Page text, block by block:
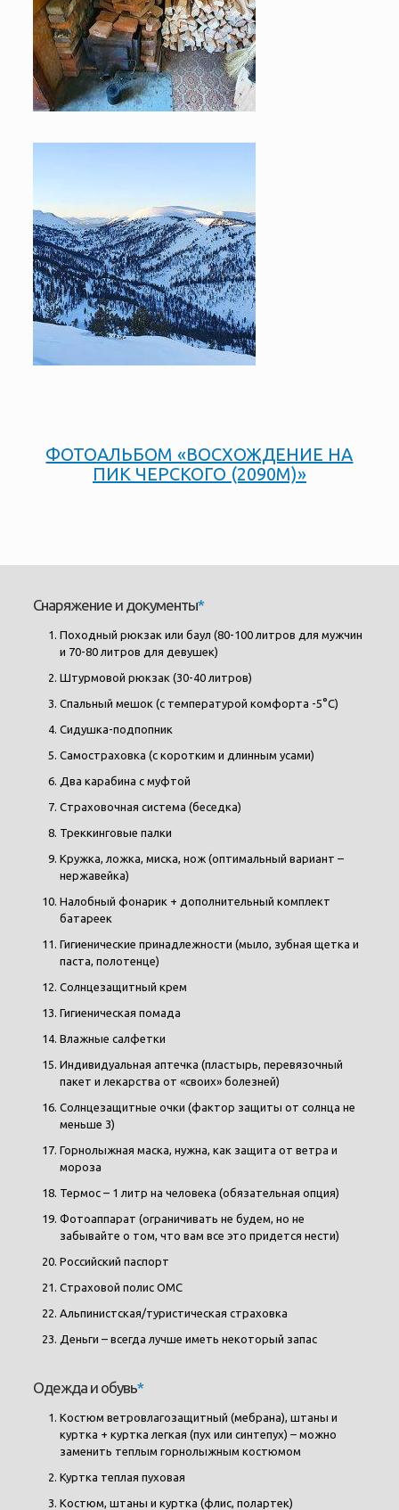
ФОТОАЛЬБОМ «ВОСХОЖДЕНИЕ НА
ПИК ЧЕРСКОГО (2090М)»
Снаряжение и документы*
Походный рюкзак или баул (80-100 литров для мужчин
и 70-80 литров для девушек)
Штурмовой рюкзак (30-40 литров)
Спальный мешок (с температурой комфорта -5°С)
Сидушка-подпопник
Самостраховка (с коротким и длинным усами)
Два карабина с муфтой
Страховочная система (беседка)
Треккинговые палки
Кружка, ложка, миска, нож (оптимальный вариант –
нержавейка)
Налобный фонарик + дополнительный комплект
батареек
Гигиенические принадлежности (мыло, зубная щетка и
паста, полотенце)
Солнцезащитный крем
Гигиеническая помада
Влажные салфетки
Индивидуальная аптечка (пластырь, перевязочный
пакет и лекарства от «своих» болезней)
Солнцезащитные очки (фактор защиты от солнца не
меньше 3)
Горнолыжная маска, нужна, как защита от ветра и
мороза
Термос – 1 литр на человека (обязательная опция)
Фотоаппарат (ограничивать не будем, но не
забывайте о том, что вам все это придется нести)
Российский паспорт
Страховой полис ОМС
Альпинистская/туристическая страховка
Деньги – всегда лучше иметь некоторый запас
Одежда и обувь*
Костюм ветровлагозащитный (мебрана), штаны и
куртка + куртка легкая (пух или синтепух) – можно
заменить теплым горнолыжным костюмом
Куртка теплая пуховая
Костюм, штаны и куртка (флис, полартек)